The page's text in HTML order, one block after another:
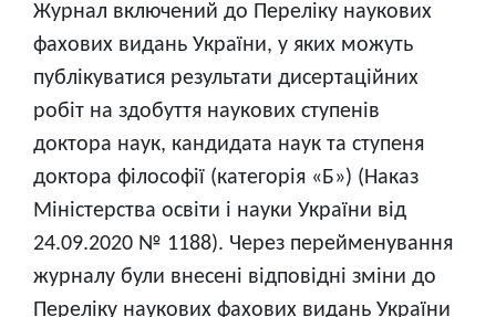
Журнал включений до Переліку наукових
фахових видань України, у яких можуть
публікуватися результати дисертаційних
робіт на здобуття наукових ступенів
доктора наук, кандидата наук та ступеня
доктора філософії (категорія «Б») (Наказ
Міністерства освіти і науки України від
24.09.2020 № 1188). Через перейменування
журналу були внесені відповідні зміни до
Переліку наукових фахових видань України